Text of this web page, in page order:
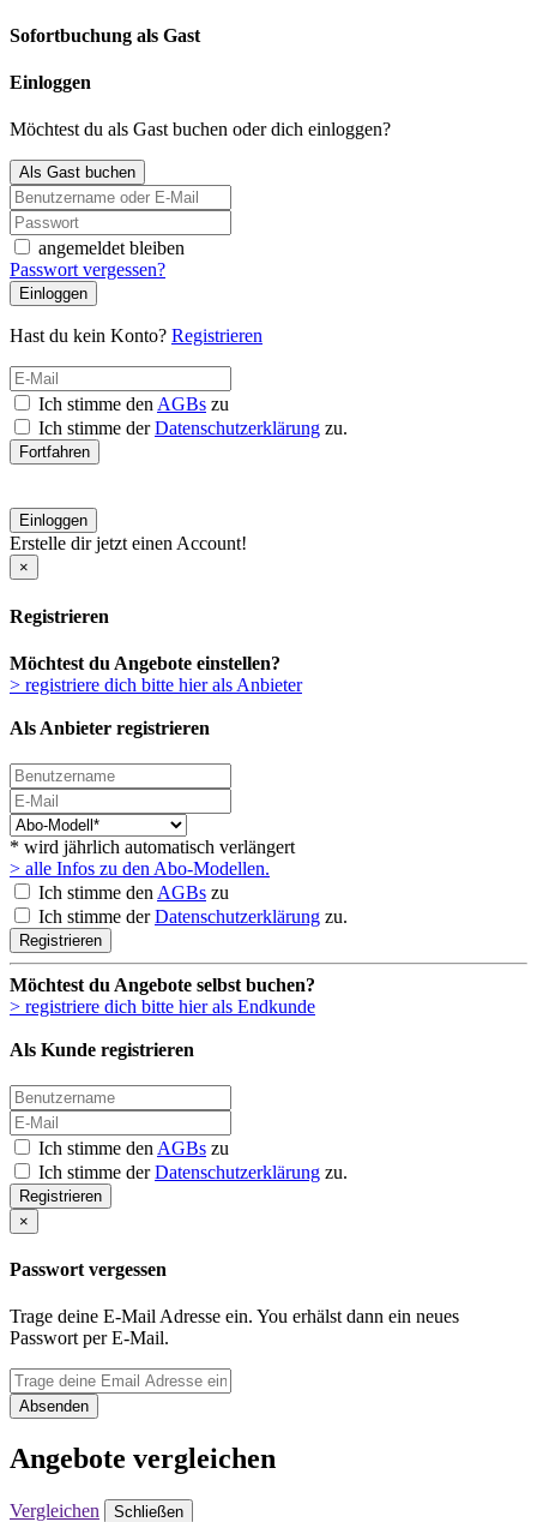
Sofortbuchung als Gast
Einloggen
Möchtest du als Gast buchen oder dich einloggen?
Als Gast buchen
angemeldet bleiben
Passwort vergessen?
Einloggen
Hast du kein Konto? Registrieren
Ich stimme den AGBs zu
Ich stimme derDatenschutzerklärung zu.
Fortfahren
Einloggen
Erstelle dir jetzt einen Account!
×
Registrieren
Möchtest du Angebote einstellen?
> registriere dich bitte hier als Anbieter
Als Anbieter registrieren
* wird jährlich automatisch verlängert
> alle Infos zu den Abo-Modellen.
Ich stimme den AGBs zu
Ich stimme derDatenschutzerklärung zu.
Registrieren
Möchtest du Angebote selbst buchen?
> registriere dich bitte hier als Endkunde
Als Kunde registrieren
Ich stimme den AGBs zu
Ich stimme derDatenschutzerklärung zu.
Registrieren
×
Passwort vergessen
Trage deine E-Mail Adresse ein. You erhälst dann ein neues
Passwort per E-Mail.
Absenden
Angebote vergleichen
Vergleichen Schließen